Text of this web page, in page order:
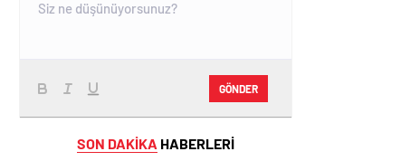
GÖNDER
SON DAKİKA HABERLERİ